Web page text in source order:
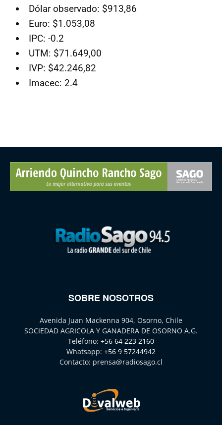
Dólar observado: $913,86
Euro: $1.053,08
IPC: -0.2
UTM: $71.649,00
IVP: $42.246,82
Imacec: 2.4
SOBRE NOSOTROS
Avenida Juan Mackenna 904, Osorno, Chile
SOCIEDAD AGRICOLA Y GANADERA DE OSORNO A.G.
Teléfono: +56 64 223 2160
Whatsapp: +56 9 57244942
Contacto: prensa@radiosago.cl